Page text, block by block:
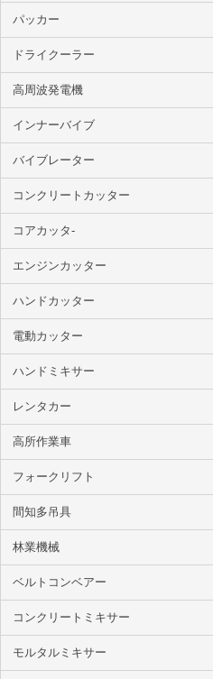
パッカー
ドライクーラー
高周波発電機
インナーバイブ
バイブレーター
コンクリートカッター
コアカッタ-
エンジンカッター
ハンドカッター
電動カッター
ハンドミキサー
レンタカー
高所作業車
フォークリフト
間知多吊具
林業機械
ベルトコンベアー
コンクリートミキサー
モルタルミキサー